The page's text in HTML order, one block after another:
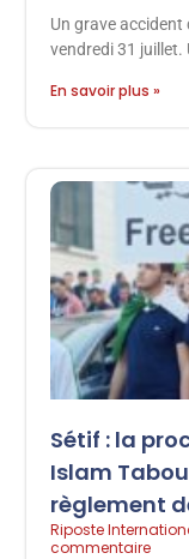
Un grave accident
vendredi 31
En savoir plus »
Sétif : la
Islam
règlement
Riposte
commentaire